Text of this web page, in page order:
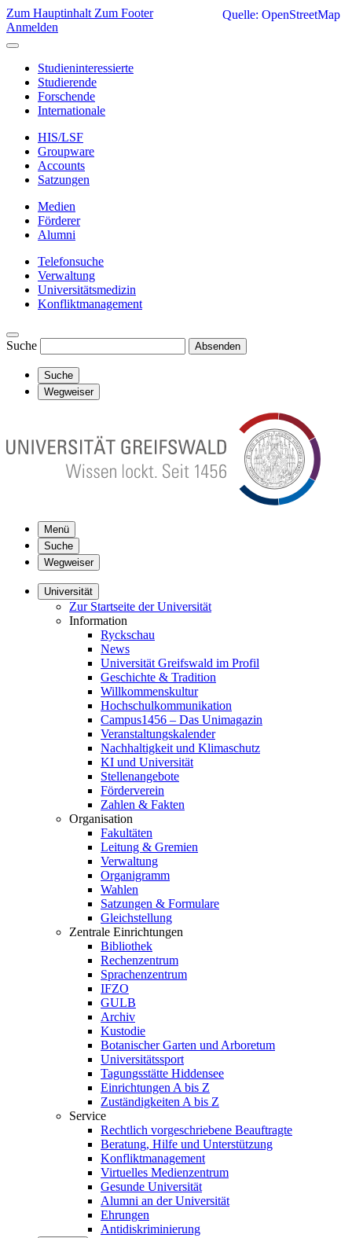
Zum Hauptinhalt Zum Footer
Anmelden
Studieninteressierte
Studierende
Forschende
Internationale
HIS/LSF
Groupware
Accounts
Satzungen
Medien
Förderer
Alumni
Telefonsuche
Verwaltung
Universitätsmedizin
Konfliktmanagement
Suche Absenden
Suche
Wegweiser
Menü
Suche
Wegweiser
Universität
Zur Startseite der Universität
Information
Ryckschau
News
Universität Greifswald im Profil
Geschichte & Tradition
Willkommenskultur
Hochschulkommunikation
Campus1456 – Das Unimagazin
Veranstaltungskalender
Nachhaltigkeit und Klimaschutz
KI und Universität
Stellenangebote
Förderverein
Zahlen & Fakten
Organisation
Fakultäten
Leitung & Gremien
Verwaltung
Organigramm
Wahlen
Satzungen & Formulare
Gleichstellung
Zentrale Einrichtungen
Bibliothek
Rechenzentrum
Sprachenzentrum
IFZO
GULB
Archiv
Kustodie
Botanischer Garten und Arboretum
Universitätssport
Tagungsstätte Hiddensee
Einrichtungen A bis Z
Zuständigkeiten A bis Z
Service
Rechtlich vorgeschriebene Beauftragte
Beratung, Hilfe und Unterstützung
Konfliktmanagement
Virtuelles Medienzentrum
Gesunde Universität
Alumni an der Universität
Ehrungen
Antidiskriminierung
Quelle: OpenStreetMap